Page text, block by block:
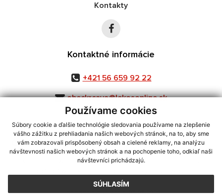
Používame cookies
Súbory cookie a ďalšie technológie sledovania používame na zlepšenie
vášho zážitku z prehliadania našich webových stránok, na to, aby sme
vám zobrazovali prispôsobený obsah a cielené reklamy, na analýzu
návštevnosti našich webových stránok a na pochopenie toho, odkiaľ naši
návštevníci prichádzajú.
SÚHLASÍM
Kontakty
Kontaktné informácie
+421 56 659 92 22
obeckrcava@lekosonline.sk
využite možnosť získavania aktuálnych informácií s využitím RSS
CMS systém (redakčný) systém ECHELON 2,Mapa stránok,web portál
webex.digital, s.r.o.,domény,registrácia domény
Posledná aktualizácia:03.08.2026